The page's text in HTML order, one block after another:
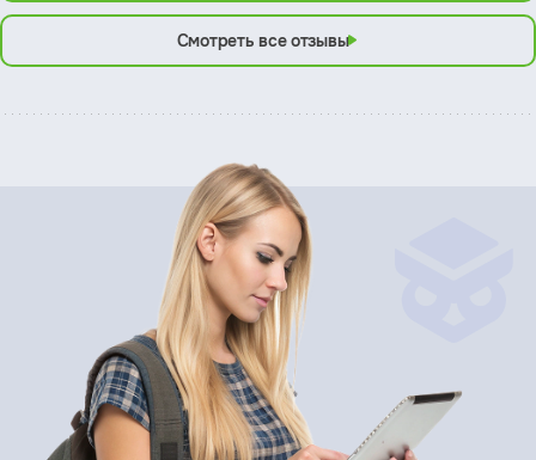
Смотреть все отзывы